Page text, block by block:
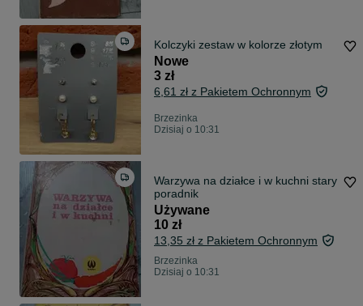
Kolczyki zestaw w kolorze złotym
Nowe
3 zł
6,61 zł z Pakietem Ochronnym
Brzezinka
Dzisiaj o 10:31
Warzywa na działce i w kuchni stary
poradnik
Używane
10 zł
13,35 zł z Pakietem Ochronnym
Brzezinka
Dzisiaj o 10:31